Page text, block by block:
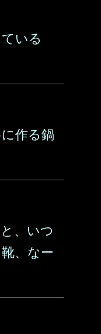
いる
作る鍋
、いつ
、なー